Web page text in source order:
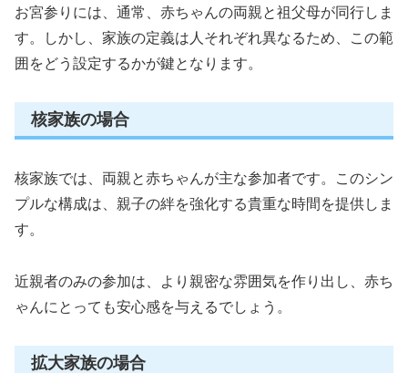
お宮参りには、通常、赤ちゃんの両親と祖父母が同行しま
す。しかし、家族の定義は人それぞれ異なるため、この範
囲をどう設定するかが鍵となります。
核家族の場合
核家族では、両親と赤ちゃんが主な参加者です。このシン
プルな構成は、親子の絆を強化する貴重な時間を提供しま
す。
近親者のみの参加は、より親密な雰囲気を作り出し、赤ち
ゃんにとっても安心感を与えるでしょう。
拡大家族の場合